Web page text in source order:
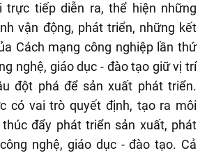
trực tiếp diễn ra, thể hiện những
vận động, phát triển, những kết
Cách mạng công nghiệp lần thứ
nghệ, giáo dục - đào tạo giữ vị trí
đột phá để sản xuất phát triển.
có vai trò quyết định, tạo ra môi
đẩy phát triển sản xuất, phát
nghệ, giáo dục - đào tạo. Cả